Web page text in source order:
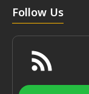
Follow Us